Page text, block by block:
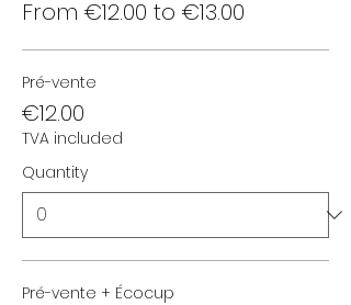
From €12.00 to €13.00
Pré-vente
€12.00
TVA included
Quantity
Pré-vente + Écocup